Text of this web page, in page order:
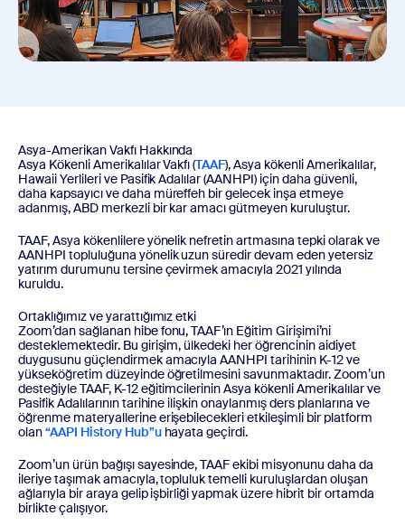
Asya-Amerikan Vakfı Hakkında
Asya Kökenli Amerikalılar Vakfı (TAAF), Asya kökenli Amerikalılar,
Hawaii Yerlileri ve Pasifik Adalılar (AANHPI) için daha güvenli,
daha kapsayıcı ve daha müreffeh bir gelecek inşa etmeye
adanmış, ABD merkezli bir kar amacı gütmeyen kuruluştur.
TAAF, Asya kökenlilere yönelik nefretin artmasına tepki olarak ve
AANHPI topluluğuna yönelik uzun süredir devam eden yetersiz
yatırım durumunu tersine çevirmek amacıyla 2021 yılında
kuruldu.
Ortaklığımız ve yarattığımız etki
Zoom’dan sağlanan hibe fonu, TAAF’ın Eğitim Girişimi’ni
desteklemektedir. Bu girişim, ülkedeki her öğrencinin aidiyet
duygusunu güçlendirmek amacıyla AANHPI tarihinin K-12 ve
yükseköğretim düzeyinde öğretilmesini savunmaktadır. Zoom’un
desteğiyle TAAF, K-12 eğitimcilerinin Asya kökenli Amerikalılar ve
Pasifik Adalılarının tarihine ilişkin onaylanmış ders planlarına ve
öğrenme materyallerine erişebilecekleri etkileşimli bir platform
olan“AAPI History Hub”uhayata geçirdi.
Zoom’un ürün bağışı sayesinde, TAAF ekibi misyonunu daha da
ileriye taşımak amacıyla, topluluk temelli kuruluşlardan oluşan
ağlarıyla bir araya gelip işbirliği yapmak üzere hibrit bir ortamda
birlikte çalışıyor.